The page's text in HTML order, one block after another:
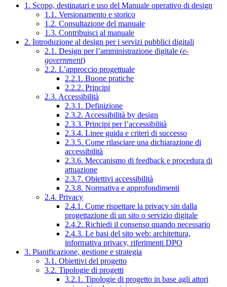
1. Scopo, destinatari e uso del Manuale operativo di design
1.1. Versionamento e storico
1.2. Consultazione del manuale
1.3. Contribuisci al manuale
2. Introduzione al design per i servizi pubblici digitali
2.1. Design per l’amministrazione digitale (e-
government)
2.2. L’approccio progettuale
2.2.1. Buone pratiche
2.2.2. Principi
2.3. Accessibilità
2.3.1. Definizione
2.3.2. Accessibilità by design
2.3.3. Principi per l’accessibilità
2.3.4. Linee guida e criteri di successo
2.3.5. Come rilasciare una dichiarazione di
accessibilità
2.3.6. Meccanismo di feedback e procedura di
attuazione
2.3.7. Obiettivi accessibilità
2.3.8. Normativa e approfondimenti
2.4. Privacy
2.4.1. Come rispettare la privacy sin dalla
progettazione di un sito o servizio digitale
2.4.2. Richiedi il consenso quando necessario
2.4.3. Le basi del sito web: architettura,
informativa privacy, riferimenti DPO
3. Pianificazione, gestione e strategia
3.1. Obiettivi del progetto
3.2. Tipologie di progetti
3.2.1. Tipologie di progetto in base agli attori